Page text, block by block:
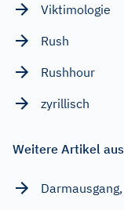
Viktimologie
Rush
Rushhour
zyrillisch
Weitere Artikel